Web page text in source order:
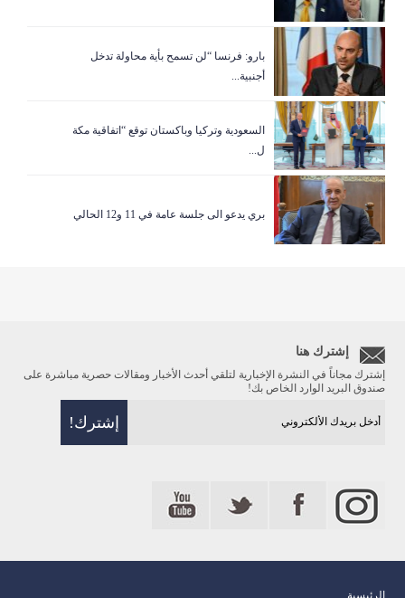
بارو: فرنسا “لن تسمح بأية محاولة تدخل
أجنبية...
السعودية وتركيا وباكستان توقع “اتفاقية مكة
ل...
بري يدعو الى جلسة عامة في 11 و12 الحالي
إشترك هنا
إشترك مجاناً في النشرة الإخبارية لتلقي أحدث الأخبار ومقالات حصرية مباشرة على
صندوق البريد الوارد الخاص بك!
الرئيسية